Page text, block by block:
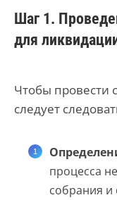
Шаг 1.
для
Чтобы провести
следует
процесса
собрания и